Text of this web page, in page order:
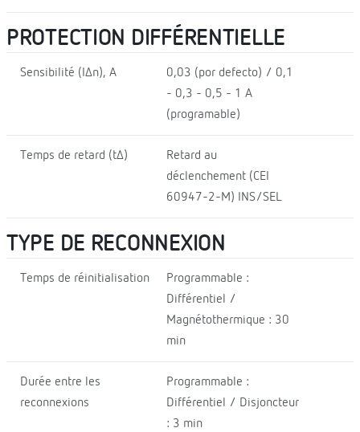
PROTECTION DIFFÉRENTIELLE
Sensibilité (IΔn), A
0,03 (por defecto) / 0,1
- 0,3 - 0,5 - 1 A
(programable)
Temps de retard (tΔ)
Retard au
déclenchement (CEI
60947-2-M) INS/SEL
TYPE DE RECONNEXION
Temps de réinitialisation
Programmable :
Différentiel /
Magnétothermique : 30
min
Durée entre les
reconnexions
Programmable :
Différentiel / Disjoncteur
: 3 min